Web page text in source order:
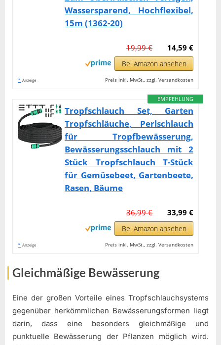
Wassersparend, Hochflexibel,
15m (1362-20)
14,59 €
19,99 €
Bei Amazon ansehen
* Anzeige Preis inkl. MwSt., zzgl. Versandkosten
EMPFEHLUNG
Tropfschlauch Set, Garten
Tropfschläuche, Perlschlauch
für Tropfbewässerung,
Bewässerungsschlauch mit 2
Stück Tropfschlauch T-Stück
für Gemüsebeet, Gartenbeete,
Rasen, Bäume
33,99 €
36,99 €
Bei Amazon ansehen
* Anzeige Preis inkl. MwSt., zzgl. Versandkosten
Gleichmäßige Bewässerung
Eine der großen Vorteile eines Tropfschlauchsystems
gegenüber herkömmlichen Bewässerungsformen liegt
darin, dass eine besonders gleichmäßige und
punktuelle Bewässerung der Pflanzen möglich wird.